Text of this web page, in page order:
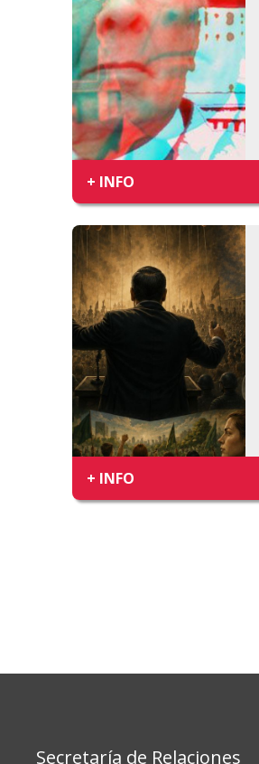
+ INFO
+ INFO
Secretaría de Relaciones